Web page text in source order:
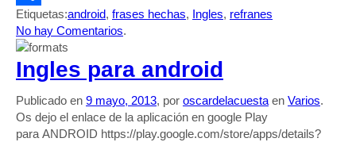
Compartir
Etiquetas:android, frases hechas, Ingles, refranes
No hay Comentarios.
Ingles para android
Publicado en 9 mayo, 2013, por oscardelacuesta en Varios.
Os dejo el enlace de la aplicación en google Play
para ANDROID https://play.google.com/store/apps/details?